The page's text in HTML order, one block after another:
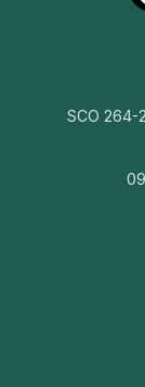
SCO 264-